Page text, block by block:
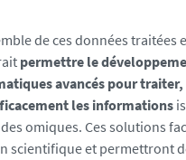
de ces données traitées
permettre le
avancés pour
les informations
omiques. Ces solutions
scientifique et permettront